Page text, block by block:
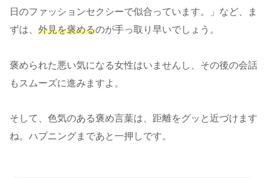
日のファッションセクシーで似合っています。」など、ま
ずは、 外見を褒めるのが手っ取り早いでしょう。
褒められた悪い気になる女性はいませんし、その後の会話
もスムーズに進みますよ。
そして、色気のある褒め言葉は、距離をグッと近づけます
ね。ハプニングまであと一押しです。